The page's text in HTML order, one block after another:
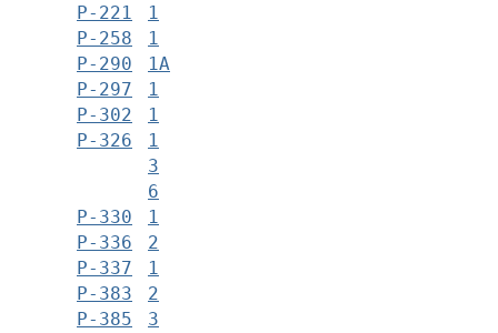
Р-221
1
Р-258
1
Р-290
1А
Р-297
1
Р-302
1
Р-326
1
3
6
Р-330
1
Р-336
2
Р-337
1
Р-383
2
Р-385
3